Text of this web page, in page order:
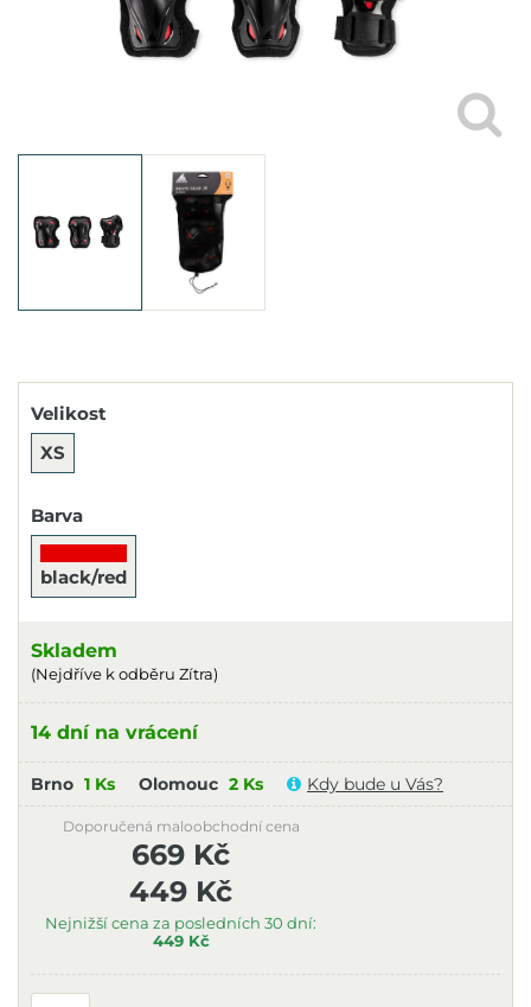
Velikost
XS
Barva
black/red
Skladem
(Nejdříve k odběru Zítra)
14 dní na vrácení
Brno 1 Ks Olomouc 2 Ks Kdy bude u Vás?
449 Kč
Nejnižší cena za posledních 30 dní:
449 Kč
Doporučená maloobchodní cena
669 Kč